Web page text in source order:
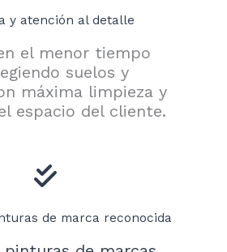
y atención al detalle
el menor tiempo
suelos y
máxima limpieza y
espacio del cliente.
de marca reconocida